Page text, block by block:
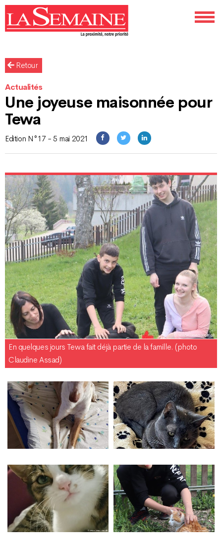
Retour
Actualités
Une joyeuse maisonnée pour
Tewa
Edition N°17 - 5 mai 2021
En quelques jours Tewa fait déjà partie de la famille. (photo
Claudine Assad)